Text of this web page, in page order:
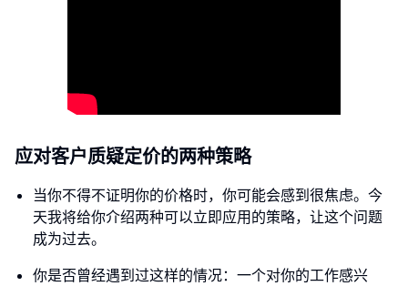
应对客户质疑定价的两种策略
当你不得不证明你的价格时，你可能会感到很焦虑。今
天我将给你介绍两种可以立即应用的策略，让这个问题
成为过去。
你是否曾经遇到过这样的情况：一个对你的工作感兴